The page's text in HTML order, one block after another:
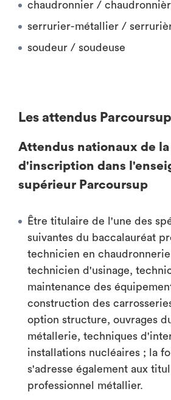
chaudronnier /
serrurier-métallier /
soudeur / soudeuse
Les attendus Parcoursup
Attendus nationaux de
d'inscription dans
supérieur Parcoursup
Être titulaire de l'une des
suivantes du baccalauréat
technicien en
technicien d'usinage,
maintenance des
construction des
option structure, ouvrages
métallerie, techniques
installations nucléaires ; la
s'adresse également aux
professionnel métallier.